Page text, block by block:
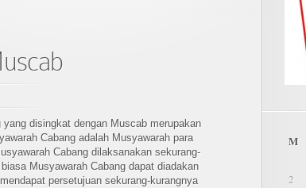
disingkat dengan Muscab merupakan
Cabang adalah Musyawarah para
Cabang dilaksanakan sekurang-
Musyawarah Cabang dapat diadakan
persetujuan sekurang-kurangnya
M
2